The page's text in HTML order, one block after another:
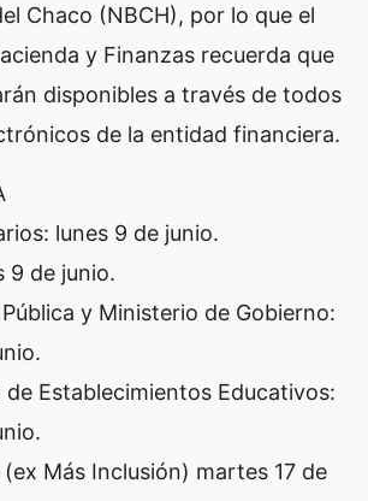
Chaco (NBCH), por lo que el
y Finanzas recuerda que
disponibles a través de todos
de la entidad financiera.
lunes 9 de junio.
9 de junio.
y Ministerio de Gobierno:
Establecimientos Educativos:
Más Inclusión) martes 17 de